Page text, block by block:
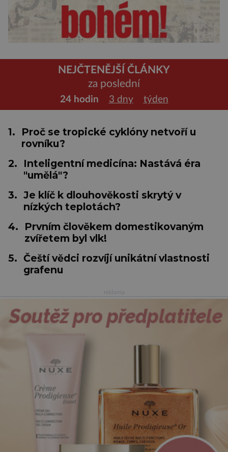
NEJČTENĚJŠÍ ČLÁNKY
za poslední
24 hodin 3 dny týden
1.
Proč se tropické cyklóny netvoří u
rovníku?
2.
Inteligentní medicína: Nastává éra
"umělá"?
3. Je klíč k dlouhověkosti skrytý v
nízkých teplotách?
4.
Prvním člověkem domestikovaným
zvířetem byl vlk!
5. Čeští vědci rozvíjí unikátní vlastnosti
grafenu